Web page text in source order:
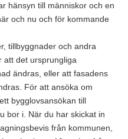
hänsyn till människor och en
och nu och för kommande
tillbyggnader och andra
att det ursprungliga
ändras, eller att fasadens
För att ansöka om
bygglovsansökan till
bor i. När du har skickat in
från kommunen,